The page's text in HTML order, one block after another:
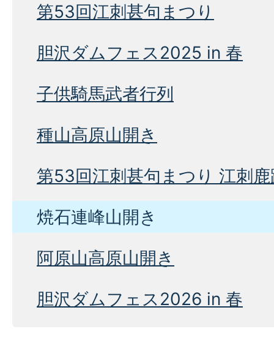
第53回江刺甚句まつり
胆沢ダムフェス2025 in 春
子供騎馬武者行列
種山高原山開き
第53回江刺甚句まつり 江刺
焼石連峰山開き
阿原山高原山開き
胆沢ダムフェス2026 in 春